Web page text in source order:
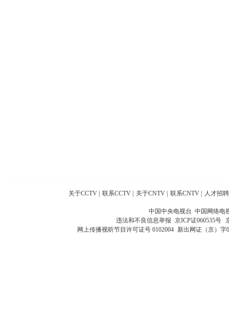
关于CCTV 联系CCTV 关于CNTV 联系CNTV 人才招聘
中国中央电视台 中国网络电
违法和不良信息举报 京ICP证060535号
网上传播视听节目许可证号 0102004 新出网证（京）